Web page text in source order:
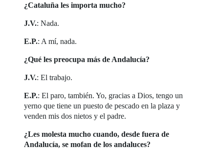
¿Cataluña les importa mucho?
J.V.: Nada.
E.P.: A mí, nada.
¿Qué les preocupa más de Andalucía?
J.V.: El trabajo.
E.P.: El paro, también. Yo, gracias a Dios, tengo un
yerno que tiene un puesto de pescado en la plaza y
venden mis dos nietos y el padre.
¿Les molesta mucho cuando, desde fuera de
Andalucía, se mofan de los andaluces?